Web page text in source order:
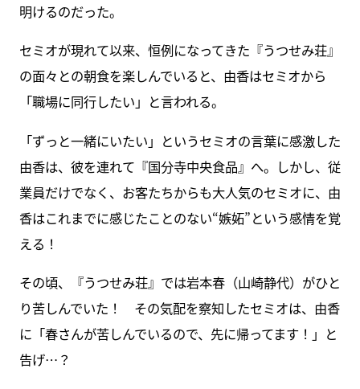
明けるのだった。
セミオが現れて以来、恒例になってきた『うつせみ荘』
の面々との朝食を楽しんでいると、由香はセミオから
「職場に同行したい」と言われる。
「ずっと一緒にいたい」というセミオの言葉に感激した
由香は、彼を連れて『国分寺中央食品』へ。しかし、従
業員だけでなく、お客たちからも大人気のセミオに、由
香はこれまでに感じたことのない“嫉妬”という感情を覚
える！
その頃、『うつせみ荘』では岩本春（山崎静代）がひと
り苦しんでいた！ その気配を察知したセミオは、由香
に「春さんが苦しんでいるので、先に帰ってます！」と
告げ…？